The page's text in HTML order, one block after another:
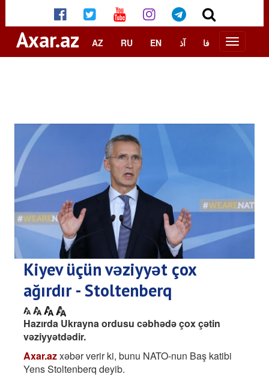
Axar.az AZ RU EN آذ فا
Kiyev üçün vəziyyət çox
ağırdır - Stoltenberq
Hazırda Ukrayna ordusu cəbhədə çox çətin
vəziyyətdədir.
Axar.azxəbər verir ki, bunu NATO-nun Baş katibi
Yens Stoltenberq deyib.